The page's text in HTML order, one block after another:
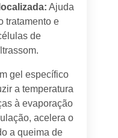
Ajuda
tratamento e
de
gel específico
a temperatura
à evaporação
acelera o
a queima de